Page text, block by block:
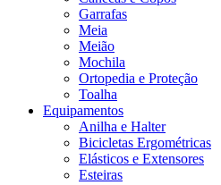
Garrafas
Meia
Meião
Mochila
Ortopedia e Proteção
Toalha
Equipamentos
Anilha e Halter
Bicicletas Ergométricas
Elásticos e Extensores
Esteiras